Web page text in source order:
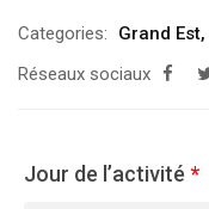
Categories: Grand Est,
Réseaux sociaux
Jour de l’activité *